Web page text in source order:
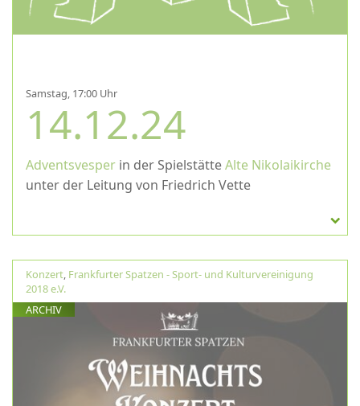
Samstag, 17:00 Uhr
14.12.24
Adventsvesper in der SpielstätteAlte Nikolaikirche
unter der Leitung von Friedrich Vette
Konzert, Frankfurter Spatzen - Sport- und Kulturvereinigung
2018 e.V.
ARCHIV